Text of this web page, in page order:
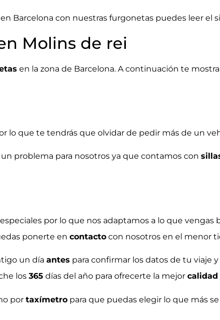
Barcelona con nuestras furgonetas puedes leer el
Molins de rei
en la zona de Barcelona. A continuación te
lo que te tendrás que olvidar de pedir más de un
un problema para nosotros ya que contamos con
especiales por lo que nos adaptamos a lo que vengas
ponerte en contacto con nosotros en el menor
un día antes para confirmar los datos de tu viaje
los 365 días del año para ofrecerte la mejor calidad
por taxímetro para que puedas elegir lo que más